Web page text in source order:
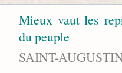
Mieux vaut les
du peuple
SAINT-